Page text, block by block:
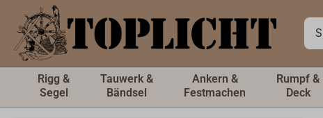
springen
Rigg &
Segel
Tauwerk &
Bändsel
Ankern &
Festmachen
Rumpf &
Deck